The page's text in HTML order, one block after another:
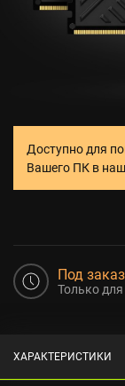
Доступно для
Вашего ПК в
Под заказ
Только
ХАРАКТЕРИСТИКИ